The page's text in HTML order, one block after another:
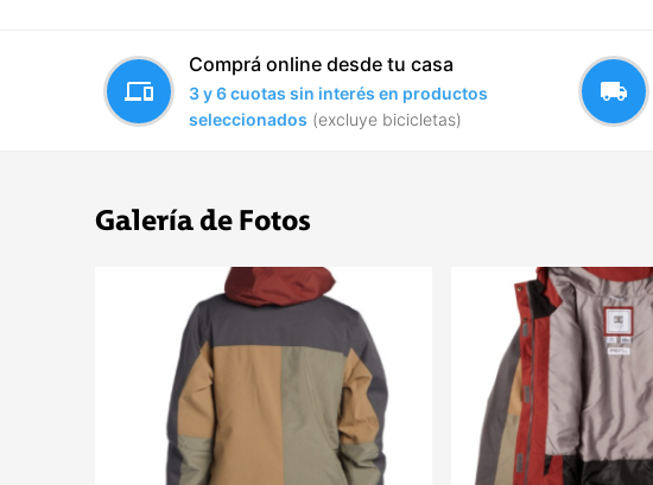
devices
Comprá online desde tu casa
3 y 6 cuotas sin interés en productos
seleccionados (excluye bicicletas)
local_shipping
Galería de Fotos